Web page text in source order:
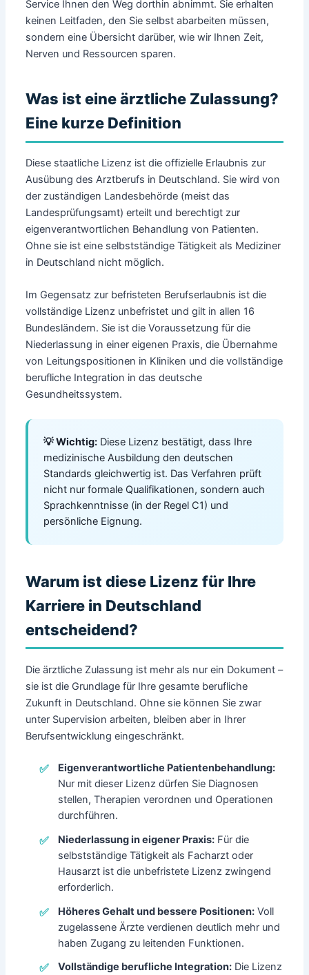
Service Ihnen den Weg dorthin abnimmt. Sie erhalten
keinen Leitfaden, den Sie selbst abarbeiten müssen,
sondern eine Übersicht darüber, wie wir Ihnen Zeit,
Nerven und Ressourcen sparen.
Was ist eine ärztliche Zulassung?
Eine kurze Definition
Diese staatliche Lizenz ist die offizielle Erlaubnis zur
Ausübung des Arztberufs in Deutschland. Sie wird von
der zuständigen Landesbehörde (meist das
Landesprüfungsamt) erteilt und berechtigt zur
eigenverantwortlichen Behandlung von Patienten.
Ohne sie ist eine selbstständige Tätigkeit als Mediziner
in Deutschland nicht möglich.
Im Gegensatz zur befristeten Berufserlaubnis ist die
vollständige Lizenz unbefristet und gilt in allen 16
Bundesländern. Sie ist die Voraussetzung für die
Niederlassung in einer eigenen Praxis, die Übernahme
von Leitungspositionen in Kliniken und die vollständige
berufliche Integration in das deutsche
Gesundheitssystem.
💡 Wichtig: Diese Lizenz bestätigt, dass Ihre
medizinische Ausbildung den deutschen
Standards gleichwertig ist. Das Verfahren prüft
nicht nur formale Qualifikationen, sondern auch
Sprachkenntnisse (in der Regel C1) und
persönliche Eignung.
Warum ist diese Lizenz für Ihre
Karriere in Deutschland
entscheidend?
Die ärztliche Zulassung ist mehr als nur ein Dokument –
sie ist die Grundlage für Ihre gesamte berufliche
Zukunft in Deutschland. Ohne sie können Sie zwar
unter Supervision arbeiten, bleiben aber in Ihrer
Berufsentwicklung eingeschränkt.
Eigenverantwortliche Patientenbehandlung:
Nur mit dieser Lizenz dürfen Sie Diagnosen
stellen, Therapien verordnen und Operationen
durchführen.
Niederlassung in eigener Praxis:Für die
selbstständige Tätigkeit als Facharzt oder
Hausarzt ist die unbefristete Lizenz zwingend
erforderlich.
Höheres Gehalt und bessere Positionen:Voll
zugelassene Ärzte verdienen deutlich mehr und
haben Zugang zu leitenden Funktionen.
Vollständige berufliche Integration:Die Lizenz